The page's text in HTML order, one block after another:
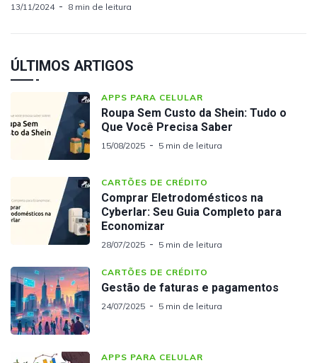
13/11/2024 8 min de leitura
ÚLTIMOS ARTIGOS
APPS PARA CELULAR
Roupa Sem Custo da Shein: Tudo o
Que Você Precisa Saber
15/08/2025 5 min de leitura
CARTÕES DE CRÉDITO
Comprar Eletrodomésticos na
Cyberlar: Seu Guia Completo para
Economizar
28/07/2025 5 min de leitura
CARTÕES DE CRÉDITO
Gestão de faturas e pagamentos
24/07/2025 5 min de leitura
APPS PARA CELULAR